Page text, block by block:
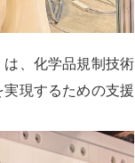
は、化学品規制技術
現するための支援